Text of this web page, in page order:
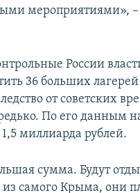
мероприятиями», –
России
36 больших лагерей
от советских
По его данным
миллиарда рублей.
сумма. Будут
из самого Крыма, они